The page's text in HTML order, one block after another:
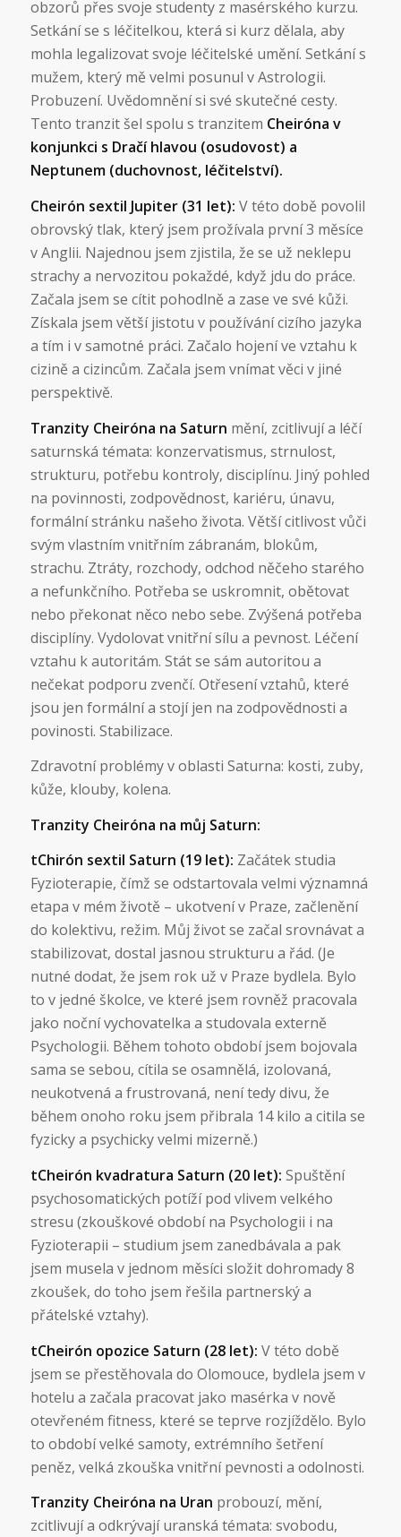
obzorů přes svoje studenty z masérského kurzu.
Setkání se s léčitelkou, která si kurz dělala, aby
mohla legalizovat svoje léčitelské umění. Setkání s
mužem, který mě velmi posunul v Astrologii.
Probuzení. Uvědomnění si své skutečné cesty.
Tento tranzit šel spolu s tranzitem Cheiróna v
konjunkci s Dračí hlavou (osudovost) a
Neptunem (duchovnost, léčitelství).
Cheirón sextil Jupiter (31 let): V této době povolil
obrovský tlak, který jsem prožívala první 3 měsíce
v Anglii. Najednou jsem zjistila, že se už neklepu
strachy a nervozitou pokaždé, když jdu do práce.
Začala jsem se cítit pohodlně a zase ve své kůži.
Získala jsem větší jistotu v používání cizího jazyka
a tím i v samotné práci. Začalo hojení ve vztahu k
cizině a cizincům. Začala jsem vnímat věci v jiné
perspektivě.
Tranzity Cheiróna na Saturn mění, zcitlivují a léčí
saturnská témata: konzervatismus, strnulost,
strukturu, potřebu kontroly, disciplínu. Jiný pohled
na povinnosti, zodpovědnost, kariéru, únavu,
formální stránku našeho života. Větší citlivost vůči
svým vlastním vnitřním zábranám, blokům,
strachu. Ztráty, rozchody, odchod něčeho starého
a nefunkčního. Potřeba se uskromnit, obětovat
nebo překonat něco nebo sebe. Zvýšená potřeba
disciplíny. Vydolovat vnitřní sílu a pevnost. Léčení
vztahu k autoritám. Stát se sám autoritou a
nečekat podporu zvenčí. Otřesení vztahů, které
jsou jen formální a stojí jen na zodpovědnosti a
povinosti. Stabilizace.
Zdravotní problémy v oblasti Saturna: kosti, zuby,
kůže, klouby, kolena.
Tranzity Cheiróna na můj Saturn:
tChirón sextil Saturn (19 let): Začátek studia
Fyzioterapie, čímž se odstartovala velmi významná
etapa v mém životě – ukotvení v Praze, začlenění
do kolektivu, režim. Můj život se začal srovnávat a
stabilizovat, dostal jasnou strukturu a řád. (Je
nutné dodat, že jsem rok už v Praze bydlela. Bylo
to v jedné školce, ve které jsem rovněž pracovala
jako noční vychovatelka a studovala externě
Psychologii. Během tohoto období jsem bojovala
sama se sebou, cítila se osamnělá, izolovaná,
neukotvená a frustrovaná, není tedy divu, že
během onoho roku jsem přibrala 14 kilo a citila se
fyzicky a psychicky velmi mizerně.)
tCheirón kvadratura Saturn (20 let): Spuštění
psychosomatických potíží pod vlivem velkého
stresu (zkouškové období na Psychologii i na
Fyzioterapii – studium jsem zanedbávala a pak
jsem musela v jednom měsíci složit dohromady 8
zkoušek, do toho jsem řešila partnerský a
přátelské vztahy).
tCheirón opozice Saturn (28 let): V této době
jsem se přestěhovala do Olomouce, bydlela jsem v
hotelu a začala pracovat jako masérka v nově
otevřeném fitness, které se teprve rozjíždělo. Bylo
to období velké samoty, extrémního šetření
peněz, velká zkouška vnitřní pevnosti a odolnosti.
Tranzity Cheiróna na Uran probouzí, mění,
zcitlivují a odkrývají uranská témata: svobodu,